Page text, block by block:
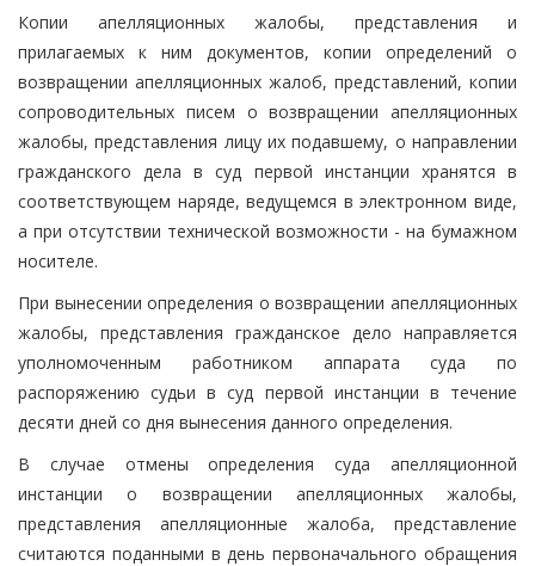
Копии апелляционных жалобы, представления и
прилагаемых к ним документов, копии определений о
возвращении апелляционных жалоб, представлений, копии
сопроводительных писем о возвращении апелляционных
жалобы, представления лицу их подавшему, о направлении
гражданского дела в суд первой инстанции хранятся в
соответствующем наряде, ведущемся в электронном виде,
а при отсутствии технической возможности - на бумажном
носителе.
При вынесении определения о возвращении апелляционных
жалобы, представления гражданское дело направляется
уполномоченным работником аппарата суда по
распоряжению судьи в суд первой инстанции в течение
десяти дней со дня вынесения данного определения.
В случае отмены определения суда апелляционной
инстанции о возвращении апелляционных жалобы,
представления апелляционные жалоба, представление
считаются поданными в день первоначального обращения